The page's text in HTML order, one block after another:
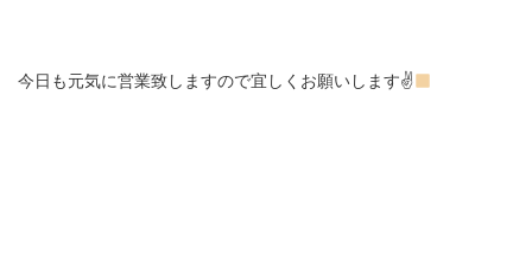
今日も元気に営業致しますので宜しくお願いします✌